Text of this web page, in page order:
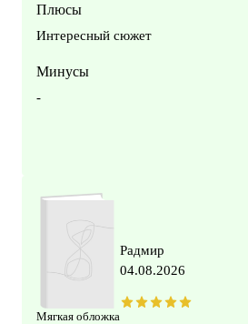
Плюсы
Интересный сюжет
Минусы
-
Мягкая обложка
Радмир
04.08.2026